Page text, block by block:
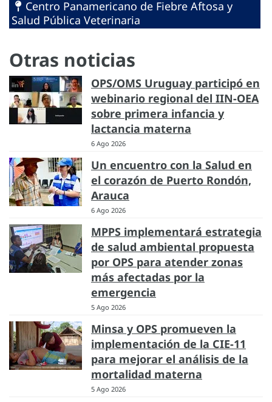
Centro Panamericano de Fiebre Aftosa y
Salud Pública Veterinaria
Otras noticias
OPS/OMS Uruguay participó en
webinario regional del IIN-OEA
sobre primera infancia y
lactancia materna
6 Ago 2026
Un encuentro con la Salud en
el corazón de Puerto Rondón,
Arauca
6 Ago 2026
MPPS implementará estrategia
de salud ambiental propuesta
por OPS para atender zonas
más afectadas por la
emergencia
5 Ago 2026
Minsa y OPS promueven la
implementación de la CIE-11
para mejorar el análisis de la
mortalidad materna
5 Ago 2026